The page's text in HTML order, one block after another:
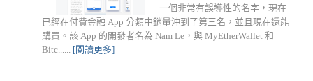
一個非常有誤導性的名字，現在
已經在付費金融 App 分類中銷量沖到了第三名，並且現在還能
購買。該 App 的開發者名為 Nam Le，與 MyEtherWallet 和
Bitc...... [閱讀更多]